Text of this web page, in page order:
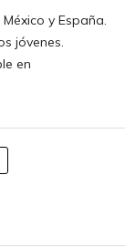
y España.
jóvenes.
en